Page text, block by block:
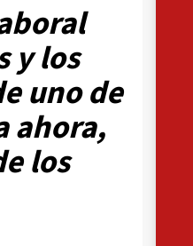
y los
uno de
ahora,
los